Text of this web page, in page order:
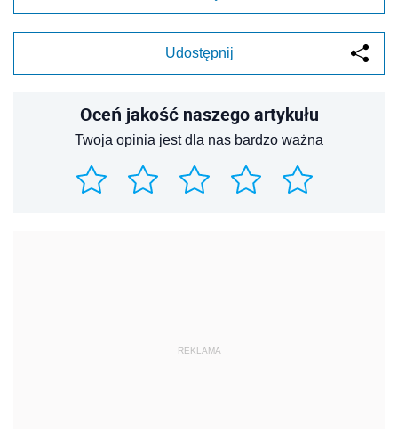
Udostępnij
Oceń jakość naszego artykułu
Twoja opinia jest dla nas bardzo ważna
REKLAMA